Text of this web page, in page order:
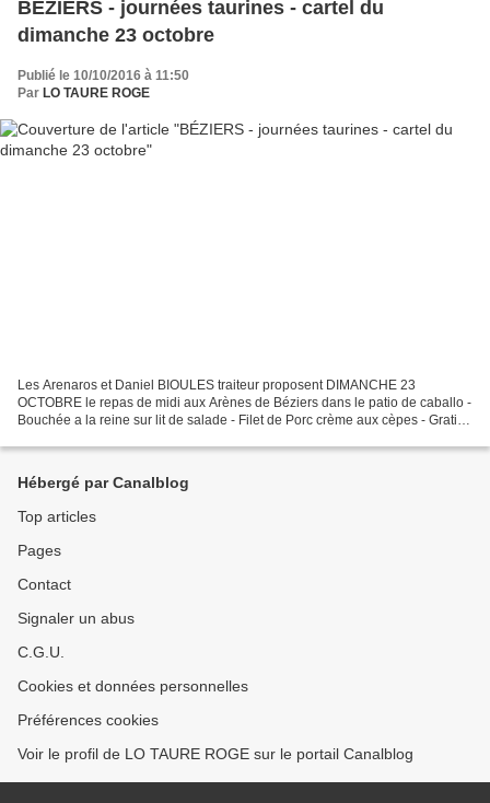
BÉZIERS - journées taurines - cartel du
dimanche 23 octobre
Publié le 10/10/2016 à 11:50
Par LO TAURE ROGE
Les Arenaros et Daniel BIOULES traiteur proposent DIMANCHE 23
OCTOBRE le repas de midi aux Arènes de Béziers dans le patio de caballo -
Bouchée a la reine sur lit de salade - Filet de Porc crème aux cèpes - Gratin
Hébergé par Canalblog
Top articles
Pages
Contact
Signaler un abus
C.G.U.
Cookies et données personnelles
Préférences cookies
Voir le profil de LO TAURE ROGE sur le portail Canalblog